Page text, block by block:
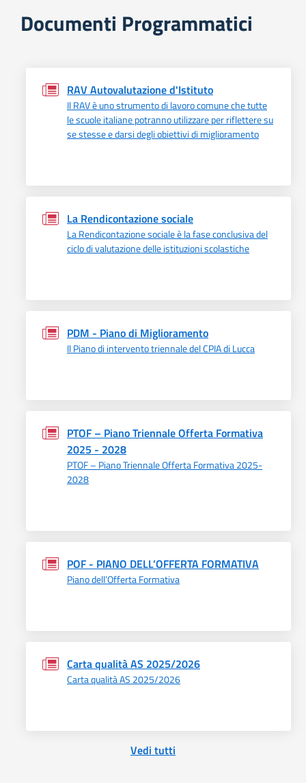
Documenti Programmatici
RAV Autovalutazione d'Istituto
Il RAV è uno strumento di lavoro comune che tutte
le scuole italiane potranno utilizzare per riflettere su
se stesse e darsi degli obiettivi di miglioramento
La Rendicontazione sociale
La Rendicontazione sociale è la fase conclusiva del
ciclo di valutazione delle istituzioni scolastiche
PDM - Piano di Miglioramento
Il Piano di intervento triennale del CPIA di Lucca
PTOF – Piano Triennale Offerta Formativa
2025 - 2028
PTOF – Piano Triennale Offerta Formativa 2025-
2028
POF - PIANO DELL’OFFERTA FORMATIVA
Piano dell’Offerta Formativa
Carta qualità AS 2025/2026
Carta qualità AS 2025/2026
Vedi tutti